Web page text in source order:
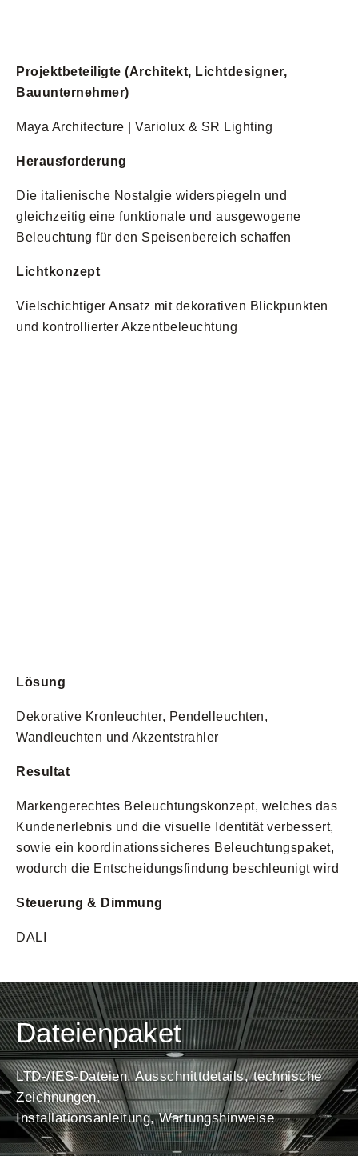
Projektbeteiligte (Architekt, Lichtdesigner,
Bauunternehmer)
Maya Architecture | Variolux & SR Lighting
Herausforderung
Die italienische Nostalgie widerspiegeln und
gleichzeitig eine funktionale und ausgewogene
Beleuchtung für den Speisenbereich schaffen
Lichtkonzept
Vielschichtiger Ansatz mit dekorativen Blickpunkten
und kontrollierter Akzentbeleuchtung
Lösung
Dekorative Kronleuchter, Pendelleuchten,
Wandleuchten und Akzentstrahler
Resultat
Markengerechtes Beleuchtungskonzept, welches das
Kundenerlebnis und die visuelle Identität verbessert,
sowie ein koordinationssicheres Beleuchtungspaket,
wodurch die Entscheidungsfindung beschleunigt wird
Steuerung & Dimmung
DALI
Dateienpaket
LTD-/IES-Dateien, Ausschnittdetails, technische
Zeichnungen,
Installationsanleitung, Wartungshinweise